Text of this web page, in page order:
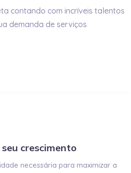
contando com incríveis talentos
demanda de serviços
crescimento
necessária para maximizar a